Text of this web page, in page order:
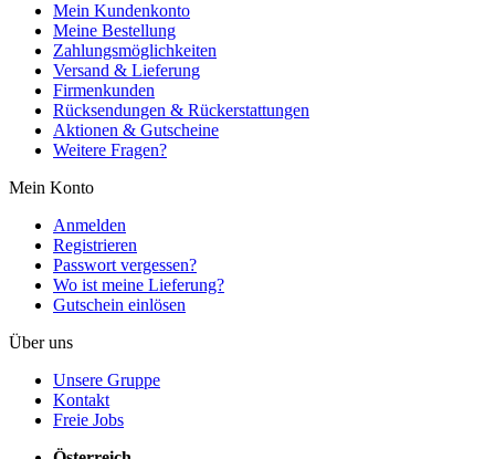
Mein Kundenkonto
Meine Bestellung
Zahlungsmöglichkeiten
Versand & Lieferung
Firmenkunden
Rücksendungen & Rückerstattungen
Aktionen & Gutscheine
Weitere Fragen?
Mein Konto
Anmelden
Registrieren
Passwort vergessen?
Wo ist meine Lieferung?
Gutschein einlösen
Über uns
Unsere Gruppe
Kontakt
Freie Jobs